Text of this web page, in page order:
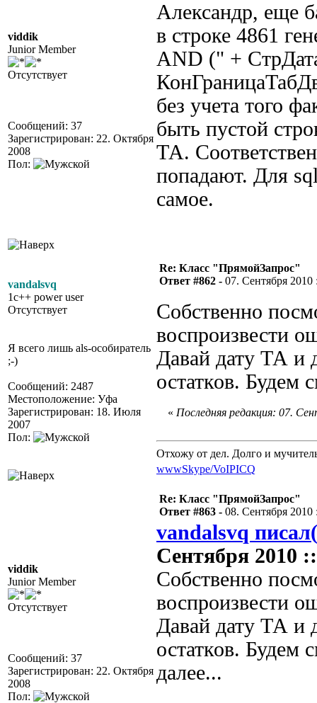
viddik
Junior Member
Отсутствует
Сообщений: 37
Зарегистрирован: 22. Октября
2008
Пол:
Александр, еще
в строке 4861
AND (" +
без учета того
быть пустой
ТА.
попадают. Для
самое.
vandalsvq
1c++ power user
Отсутствует
Я всего лишь als-особиратель
;-)
Сообщений: 2487
Местоположение: Уфа
Зарегистрирован: 18. Июля
2007
Пол:
Re: Класс "ПрямойЗапрос"
Ответ #862 - 07. Сентября 2010
Собственно
воспроизвести
Давай дату ТА и
остатков. Будем
« Последняя редакция: 07.
Отхожу от дел. Долго и
wwwSkype/VoIPICQ
viddik
Junior Member
Отсутствует
Сообщений: 37
Зарегистрирован: 22. Октября
2008
Пол:
Re: Класс "ПрямойЗапрос"
Ответ #863 - 08. Сентября 2010
vandalsvq
Сентября 2010
Собственно
воспроизвести
Давай дату ТА и
остатков. Будем
далее...